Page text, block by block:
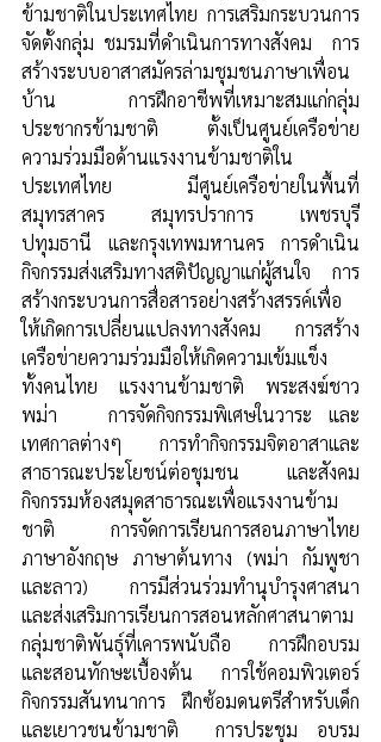
ข้ามชาติในประเทศไทย  การเสริมกระบวนการ
จัดตั้งกลุ่ม ชมรมที่ดำเนินการทางสังคม  การ
สร้างระบบอาสาสมัครล่ามชุมชนภาษาเพื่อน
บ้าน  การฝึกอาชีพที่เหมาะสมแก่กลุ่ม
ประชากรข้ามชาติ  ตั้งเป็นศูนย์เครือข่าย
ความร่วมมือด้านแรงงานข้ามชาติใน
ประเทศไทย มีศูนย์เครือข่ายในพื้นที่
สมุทรสาคร  สมุทรปราการ  เพชรบุรี
ปทุมธานี  และกรุงเทพมหานคร  การดำเนิน
กิจกรรมส่งเสริมทางสติปัญญาแก่ผู้สนใจ  การ
สร้างกระบวนการสื่อสารอย่างสร้างสรรค์เพื่อ
ให้เกิดการเปลี่ยนแปลงทางสังคม  การสร้าง
เครือข่ายความร่วมมือให้เกิดความเข้มแข็ง
ทั้งคนไทย แรงงานข้ามชาติ พระสงฆ์ชาว
พม่า   การจัดกิจกรรมพิเศษในวาระ และ
เทศกาลต่างๆ  การทำกิจกรรมจิตอาสาและ
สาธารณะประโยชน์ต่อชุมชน และสังคม
กิจกรรมห้องสมุดสาธารณะเพื่อแรงงานข้าม
ชาติ  การจัดการเรียนการสอนภาษาไทย
ภาษาอังกฤษ ภาษาต้นทาง (พม่า กัมพูชา
และลาว)   การมีส่วนร่วมทำนุบำรุงศาสนา
และส่งเสริมการเรียนการสอนหลักศาสนาตาม
กลุ่มชาติพันธุ์ที่เคารพนับถือ   การฝึกอบรม
และสอนทักษะเบื้องต้น การใช้คอมพิวเตอร์
กิจกรรมสันทนาการ ฝึกซ้อมดนตรีสำหรับเด็ก
และเยาวชนข้ามชาติ  การประชุม อบรม